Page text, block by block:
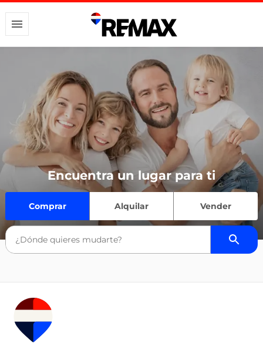
Encuentra un lugar para ti
Comprar Alquilar Vender